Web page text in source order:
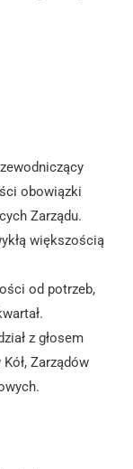
obowiązki
Zarządu.
większością
od potrzeb,
z głosem
Zarządów